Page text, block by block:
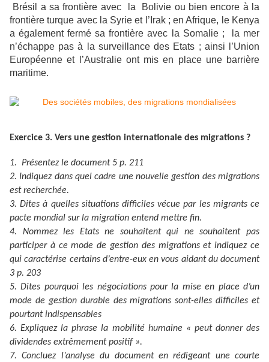
Brésil a sa frontière avec la Bolivie ou bien encore à la
frontière turque avec la Syrie et l’Irak ; en Afrique, le Kenya
a également fermé sa frontière avec la Somalie ; la mer
n’échappe pas à la surveillance des Etats ; ainsi l’Union
Européenne et l’Australie ont mis en place une barrière
maritime.
Exercice 3. Vers une gestion internationale des migrations ?
1. Présentez le document 5 p. 211
2. Indiquez dans quel cadre une nouvelle gestion des migrations
est recherchée.
3. Dites à quelles situations difficiles vécue par les migrants ce
pacte mondial sur la migration entend mettre fin.
4. Nommez les Etats ne souhaitent qui ne souhaitent pas
participer à ce mode de gestion des migrations et indiquez ce
qui caractérise certains d’entre-eux en vous aidant du document
3 p. 203
5. Dites pourquoi les négociations pour la mise en place d’un
mode de gestion durable des migrations sont-elles difficiles et
pourtant indispensables
6. Expliquez la phrase la mobilité humaine « peut donner des
dividendes extrêmement positif ».
7. Concluez l’analyse du document en rédigeant une courte